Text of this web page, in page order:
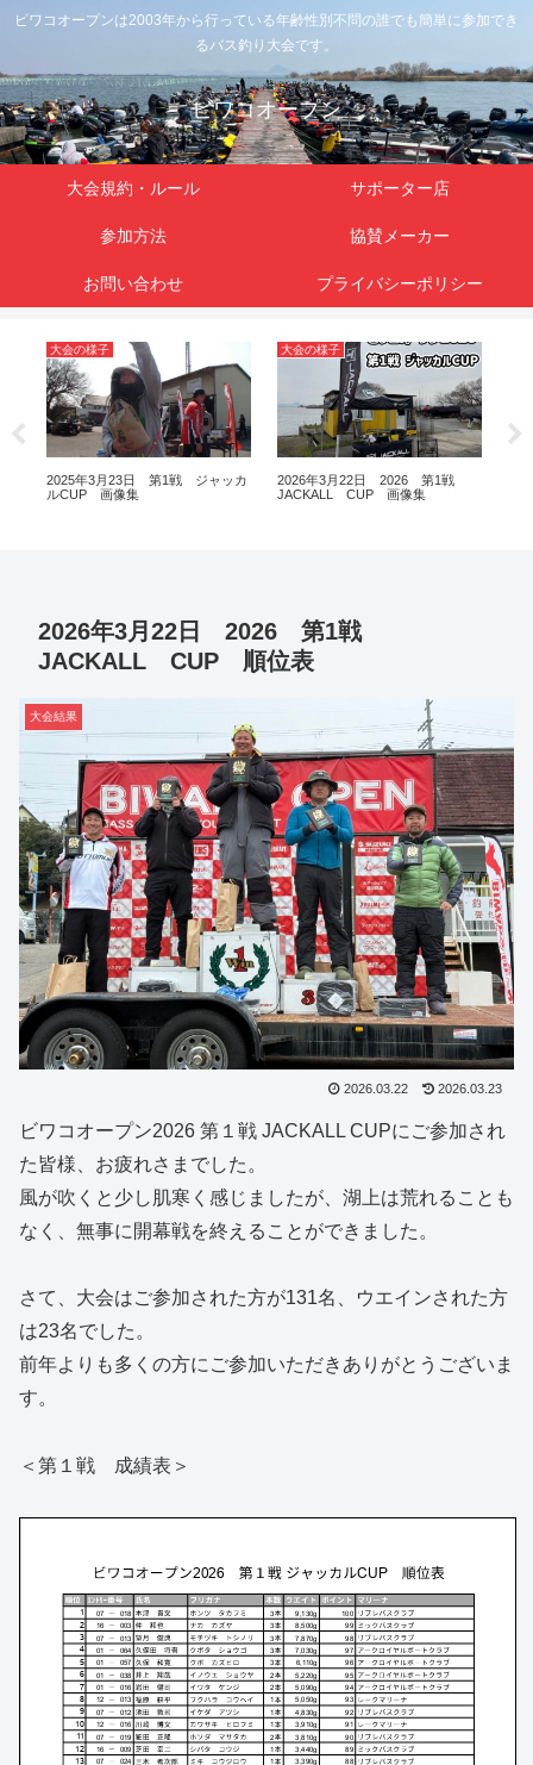
ビワコオープンは2003年から行っている年齢性別不問の誰でも簡単に参加でき
るバス釣り大会です。
ビワコオープン
大会規約・ルール サポーター店
参加方法 協賛メーカー
お問い合わせ プライバシーポリシー
大会の様子
2025年3月23日 第1戦 ジャッカ
ルCUP 画像集
大会の様子
2026年3月22日 2026 第1戦
JACKALL CUP 画像集
2026年3月22日 2026 第1戦
JACKALL CUP 順位表
大会結果
2026.03.22 2026.03.23
ビワコオープン2026 第１戦 JACKALL CUPにご参加され
た皆様、お疲れさまでした。
風が吹くと少し肌寒く感じましたが、湖上は荒れることも
なく、無事に開幕戦を終えることができました。
さて、大会はご参加された方が131名、ウエインされた方
は23名でした。
前年よりも多くの方にご参加いただきありがとうございま
す。
＜第１戦 成績表＞